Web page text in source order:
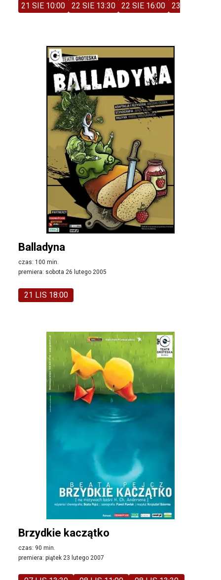
21 SIE 10:00 22 SIE 13:30 22 SIE 16:00 23 SIE 11:00
Balladyna
czas: 100 min.
premiera: sobota 26 lutego 2005
21 LIS 18:00
Brzydkie kaczątko
czas: 90 min.
premiera: piątek 23 lutego 2007